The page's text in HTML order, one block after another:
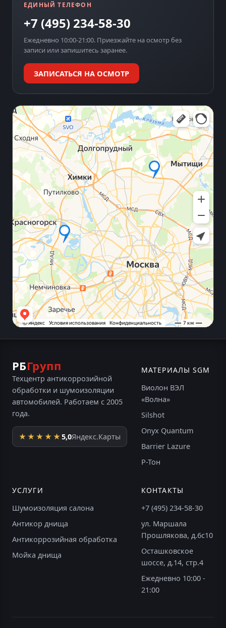
ЕДИНЫЙ ТЕЛЕФОН
+7 (495) 234-58-30
Ежедневно 10:00-21:00. Приезжайте на осмотр без
записи или запишитесь заранее.
ЗАПИСАТЬСЯ НА ОСМОТР
РБГрупп
Техцентр антикоррозийной
обработки и шумоизоляции
автомобилей. Работаем с 2005
года.
★★★★★5,0Яндекс.Карты
МАТЕРИАЛЫ SGM
Виолон ВЭЛ
«Волна»
Silshot
Onyx Quantum
Barrier Lazure
Р-Тон
УСЛУГИ
Шумоизоляция салона
Антикор днища
Антикоррозийная обработка
Мойка днища
КОНТАКТЫ
+7 (495) 234-58-30
ул. Маршала
Прошлякова, д.6с10
Осташковское
шоссе, д.14, стр.4
Ежедневно 10:00 -
21:00